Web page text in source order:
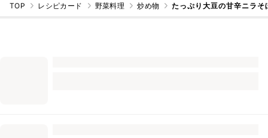
TOP レシピカード 野菜料理 炒め物 たっぷり大豆の甘辛ニラそ